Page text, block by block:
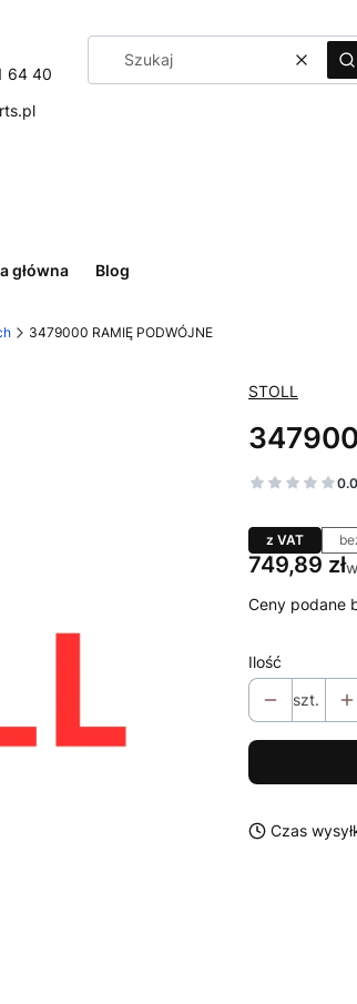
64 40
Wyczyść
główna Blog
3479000 RAMIĘ PODWÓJNE
STOLL
z VAT
Cena
749,89 zł
Ceny podane
Ilość
szt.
Czas